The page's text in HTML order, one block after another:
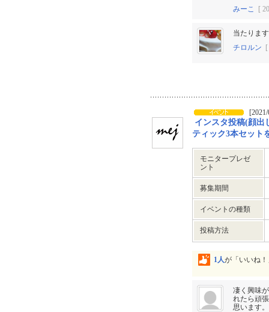
みーこ
[
当たりま
チロルン
インスタ投稿(顔出
ティック3本セット
モニタープレゼ
ント
募集期間
イベントの種類
投稿方法
1人が「いいね
凄く興味
れたら頑
思います